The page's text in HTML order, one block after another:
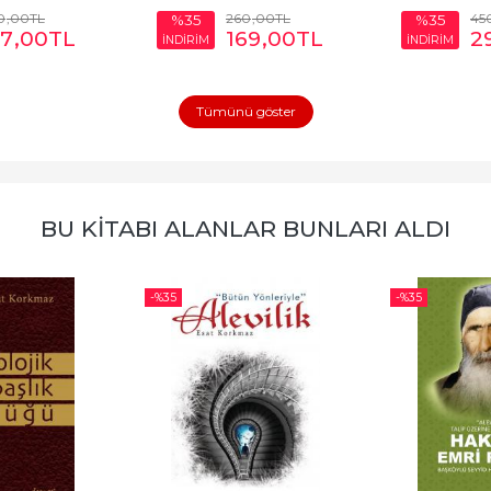
,00TL
,00TL
%35
İNDİRİM
260,00TL
169,00TL
%35
İNDİRİM
Tümünü göster
BU KITABI ALANLAR BUNLARI ALDI
-%35 -%35